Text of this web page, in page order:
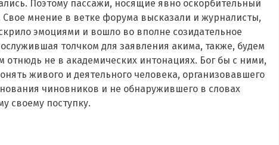
Поэтому пассажи, носящие явно оскорбительный
мнение в ветке форума высказали и журналисты,
эмоциями и вошло во вполне созидательное
толчком для заявления акима, также, будем
отнюдь не в академических интонациях. Бог бы с ними,
живого и деятельного человека, организовавшего
чиновников и не обнаружившего в словах
своему поступку.